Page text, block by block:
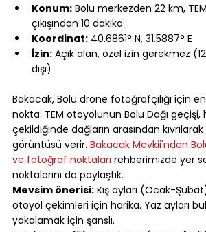
Konum: Bolu merkezden 22 km,
çıkışından 10 dakika
Koordinat: 40.6861° N, 31.5887° E
İzin: Açık alan, özel izin gerekmez
dışı)
Bakacak, Bolu drone fotoğrafçılığı için
nokta. TEM otoyolunun Bolu Dağı geçişi,
çekildiğinde dağların arasından
görüntüsü verir. Bakacak Mevkii'nden
ve fotoğraf noktaları rehberimizde yer
noktalarını da paylaştık.
Mevsim önerisi: Kış ayları (Ocak-
otoyol çekimleri için harika. Yaz ayları
yakalamak için şanslı.